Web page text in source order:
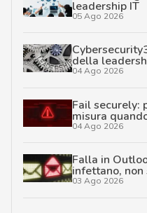
leadership IT
05 Ago 2026
della
04 Ago 2026
Fail securely:
misura
04 Ago 2026
Falla in
infettano, non
03 Ago 2026